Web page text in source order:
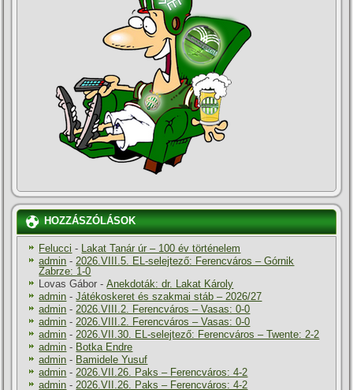
HOZZÁSZÓLÁSOK
Felucci -
Lakat Tanár úr – 100 év történelem
admin - 2026.VIII.5. EL-selejtező: Ferencváros – Górnik
Zabrze: 1-0
Lovas Gábor -Anekdoták: dr. Lakat Károly
admin -Játékoskeret és szakmai stáb – 2026/27
admin - 2026.VIII.2. Ferencváros – Vasas: 0-0
admin - 2026.VIII.2. Ferencváros – Vasas: 0-0
admin - 2026.VII.30. EL-selejtező: Ferencváros – Twente: 2-2
admin - Botka Endre
admin - Bamidele Yusuf
admin - 2026.VII.26. Paks – Ferencváros: 4-2
admin - 2026.VII.26. Paks – Ferencváros: 4-2